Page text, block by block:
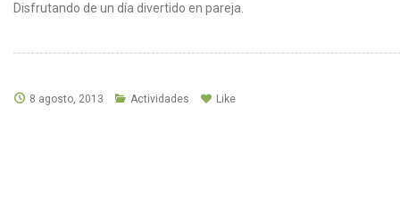
Disfrutando de un día divertido en pareja.
8 agosto, 2013 Actividades Like